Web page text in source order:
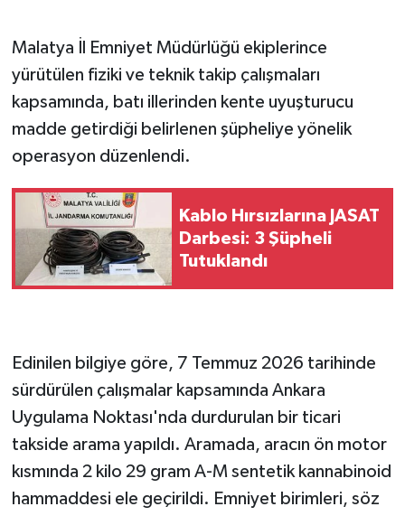
Malatya İl Emniyet Müdürlüğü ekiplerince
yürütülen fiziki ve teknik takip çalışmaları
kapsamında, batı illerinden kente uyuşturucu
madde getirdiği belirlenen şüpheliye yönelik
operasyon düzenlendi.
Kablo Hırsızlarına JASAT
Darbesi: 3 Şüpheli
Tutuklandı
Edinilen bilgiye göre, 7 Temmuz 2026 tarihinde
sürdürülen çalışmalar kapsamında Ankara
Uygulama Noktası'nda durdurulan bir ticari
takside arama yapıldı. Aramada, aracın ön motor
kısmında 2 kilo 29 gram A-M sentetik kannabinoid
hammaddesi ele geçirildi. Emniyet birimleri, söz